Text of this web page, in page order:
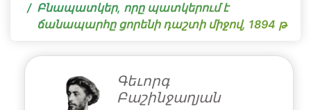
Բնապատկեր, որը պատկերում է
ճանապարհը ցորենի դաշտի միջով, 1894 թ
Գեւորգ
Բաշինջաղյան